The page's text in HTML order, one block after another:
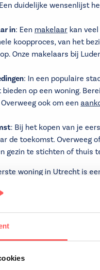
duidelijke wensenlijst
in: Een makelaar kan
koopproces, van het
Onze makelaars bij
: In een populaire
op een woning.
ook om een
: Bij het kopen van je
de toekomst. Overweeg
gezin te stichten of thuis
woning in Utrecht is
op de markt, een
je de kans om
woning en je te